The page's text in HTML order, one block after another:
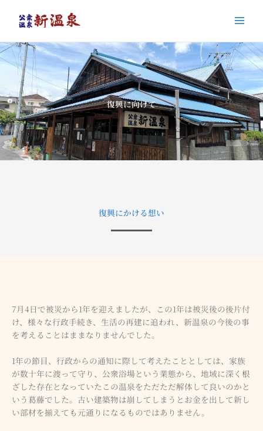
ス
キ
復興に向けて
復興にかける想い
7月4日で被災から1年を迎えましたが、この1年は被災後の後片付
け、様々な行政手続き、生活の再建に追われ、新温泉の今後の事
を考えることはままなりませんでした。
1年の節目、行政からの通知に際して考えたこととしては、家族
が数十年に渡って守り、公衆浴場という業態から、地域に深く根
ざした存在となっていたこの温泉をただただ解体して良いのかと
いう葛藤でした。古い建築物は崩してしまうとお金を出して新し
い部材を揃えても元通りになるものではありません。